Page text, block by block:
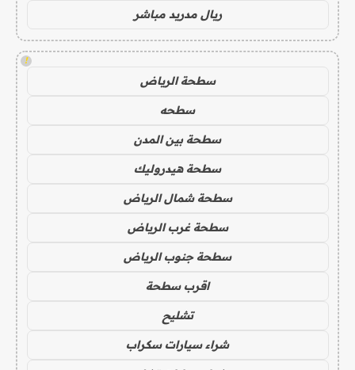
ريال مدريد مباشر
!
سطحة الرياض
سطحه
سطحة بين المدن
سطحة هيدروليك
سطحة شمال الرياض
سطحة غرب الرياض
سطحة جنوب الرياض
اقرب سطحة
تشليح
شراء سيارات سكراب